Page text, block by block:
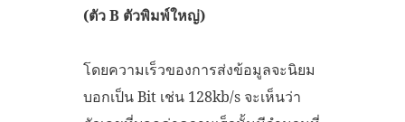
(ตัว B ตัวพิมพ์ใหญ่)
โดยความเร็วของการส่งข้อมูลจะนิยม
บอกเป็น Bit เช่น 128kb/s จะเห็นว่า